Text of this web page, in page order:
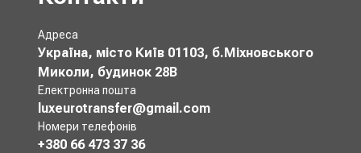
Адреса
Україна, місто Київ 01103, б.Міхновського
Миколи, будинок 28В
Електронна пошта
luxeurotransfer@gmail.com
Номери телефонів
+380 66 473 37 36